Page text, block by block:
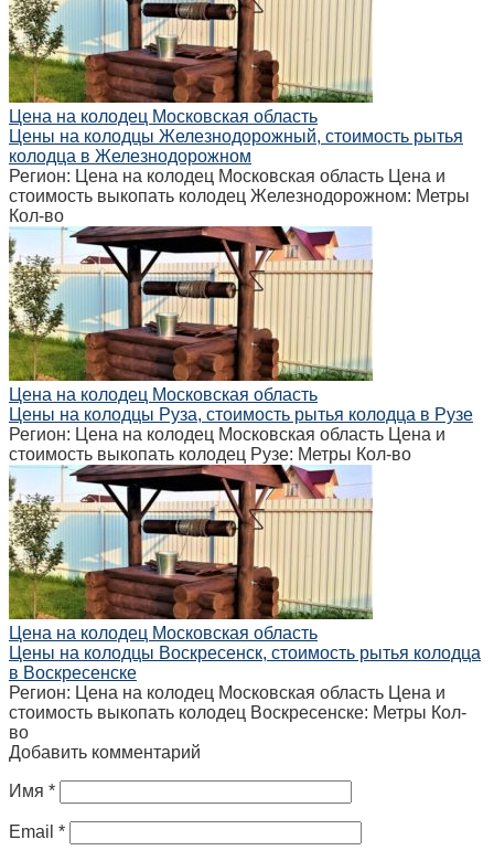
Цена на колодец Московская область
Цены на колодцы Железнодорожный, стоимость рытья
колодца в Железнодорожном
Регион: Цена на колодец Московская область Цена и
стоимость выкопать колодец Железнодорожном: Метры
Кол-во
Цена на колодец Московская область
Цены на колодцы Руза, стоимость рытья колодца в Рузе
Регион: Цена на колодец Московская область Цена и
стоимость выкопать колодец Рузе: Метры Кол-во
Цена на колодец Московская область
Цены на колодцы Воскресенск, стоимость рытья колодца
в Воскресенске
Регион: Цена на колодец Московская область Цена и
стоимость выкопать колодец Воскресенске: Метры Кол-
во
Добавить комментарий
Имя *
Email *